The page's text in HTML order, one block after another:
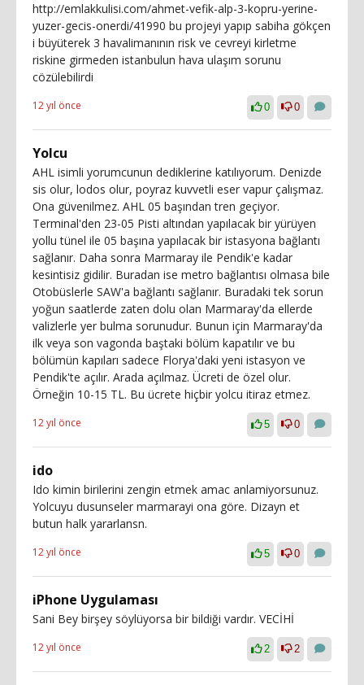
http://emlakkulisi.com/ahmet-vefik-alp-3-kopru-yerine-
yuzer-gecis-onerdi/41990 bu projeyi yapıp sabiha gökçen
i büyüterek 3 havalimanının risk ve cevreyi kirletme
riskine girmeden istanbulun hava ulaşım sorunu
cözülebilirdi
12 yıl önce 0 0
Yolcu
AHL isimli yorumcunun dediklerine katılıyorum. Denizde
sis olur, lodos olur, poyraz kuvvetli eser vapur çalışmaz.
Ona güvenilmez. AHL 05 başından tren geçiyor.
Terminal'den 23-05 Pisti altından yapılacak bir yürüyen
yollu tünel ile 05 başına yapılacak bir istasyona bağlantı
sağlanır. Daha sonra Marmaray ile Pendik'e kadar
kesintisiz gidilir. Buradan ise metro bağlantısı olmasa bile
Otobüslerle SAW'a bağlantı sağlanır. Buradaki tek sorun
yoğun saatlerde zaten dolu olan Marmaray'da ellerde
valizlerle yer bulma sorunudur. Bunun için Marmaray'da
ilk veya son vagonda baştaki bölüm kapatılır ve bu
bölümün kapıları sadece Florya'daki yeni istasyon ve
Pendik'te açılır. Arada açılmaz. Ücreti de özel olur.
Örneğin 10-15 TL. Bu ücrete hiçbir yolcu itiraz etmez.
12 yıl önce 5 0
ido
Ido kimin birilerini zengin etmek amac anlamiyorsunuz.
Yolcuyu dusunseler marmarayi ona göre. Dizayn et
butun halk yararlansn.
12 yıl önce 5 0
iPhone Uygulaması
Sani Bey birşey söylüyorsa bir bildiği vardır. VECİHİ
12 yıl önce 2 2